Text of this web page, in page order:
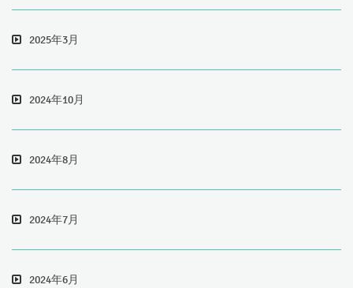
2025年3月
2024年10月
2024年8月
2024年7月
2024年6月